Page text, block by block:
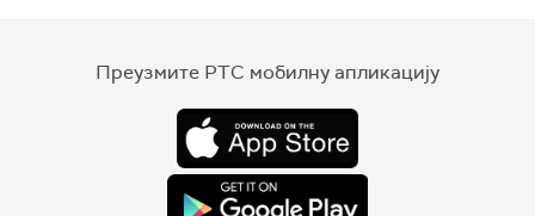
Преузмите РТС мобилну апликацију